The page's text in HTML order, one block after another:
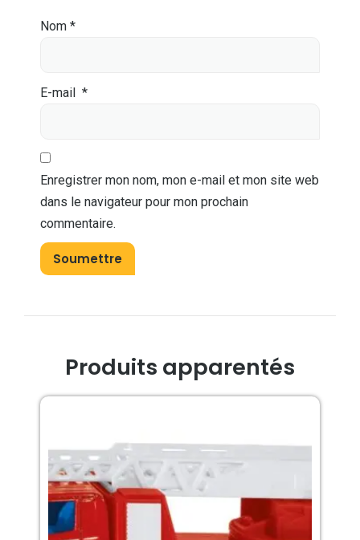
Nom *
E-mail *
Enregistrer mon nom, mon e-mail et mon site web
dans le navigateur pour mon prochain
commentaire.
Produits apparentés